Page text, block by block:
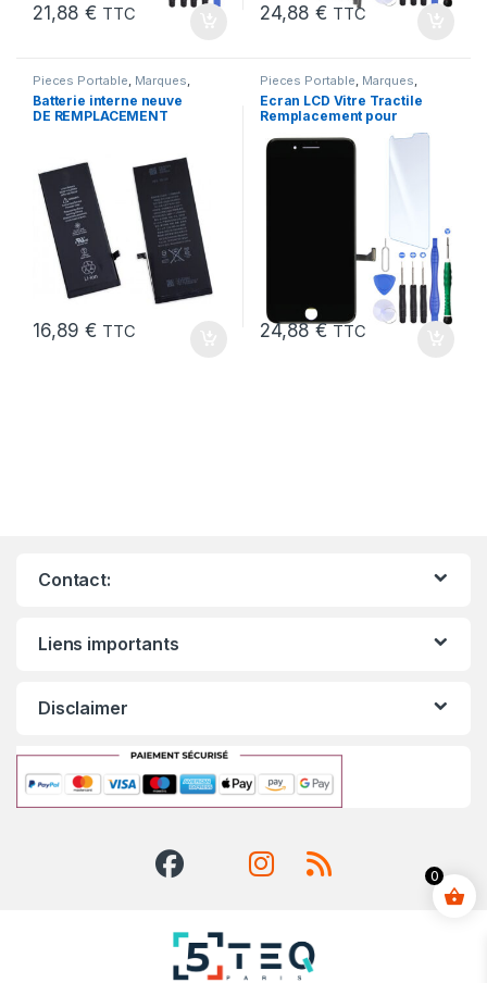
21,88€ TTC 24,88€ TTC
Pieces Portable, Marques,
Apple iPhone 6s Batteries et
chargeurs,Batteries,Batteries
Apple
Batterie interne neuve
DE REMPLACEMENT
16,89€ TTC
Pieces Portable, Marques,
Apple iPhone 7
Ecran LCD Vitre Tractile
Remplacement pour
24,88€ TTC
Contact:
Liens importants
Disclaimer
0